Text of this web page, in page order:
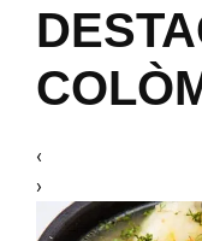
‹
›